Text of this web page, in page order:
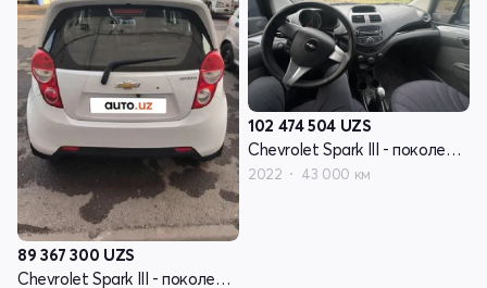
89 367 300 UZS
Chevrolet Spark III - поколение
102 474 504 UZS
Chevrolet Spark III - поколение
2022 43 000 км